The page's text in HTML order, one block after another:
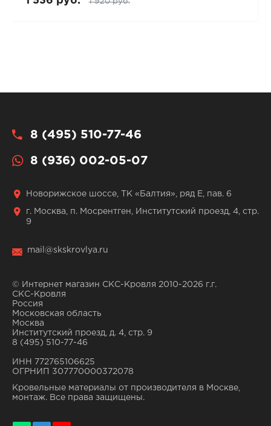
8 (495) 510-77-46
8 (936) 002-05-07
Новорижское шоссе, ТК «Балтия», ряд Е, пав. 6
г. Москва, п. Мосрентген, Институтский проезд, 4, стр.
9
mail@skskrovlya.ru
© Интернет магазин СКС-Кровля 2010-2026 г.г.
СКС-Кровля
Россия
Московская область
Москва
Институтский проезд, д. 4, стр. 9
8 (495) 510-77-46
ИНН 772765106625
ОГРНИП 307770000372078
Кровельные материалы от производителя в Москве,
монтаж. Все права защищены.